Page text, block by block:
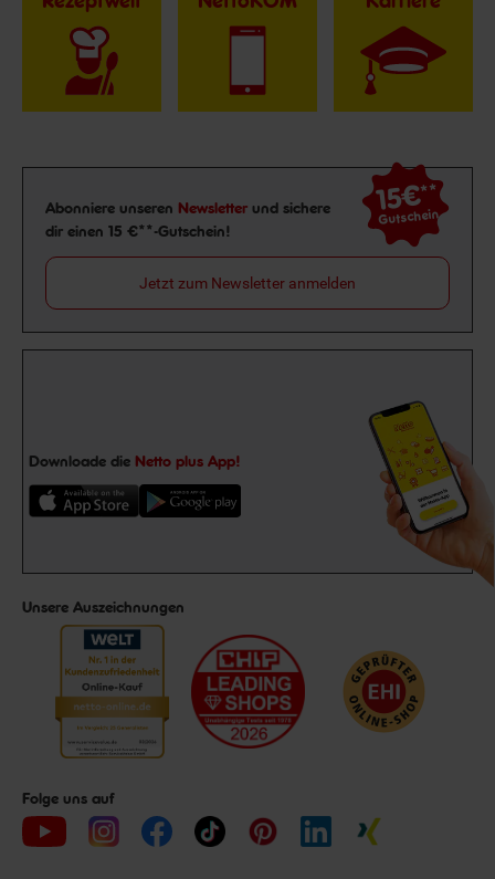
Newsletter Anmeldung
Abonniere unseren Newsletter und sichere
dir einen 15 €**-Gutschein!
15€**
Gutschein
Jetzt zum Newsletter anmelden
Downloade die Netto plus App!
Unsere Auszeichnungen
Folge uns auf